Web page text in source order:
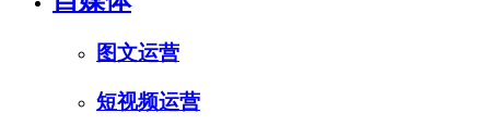
图文运营
短视频运营